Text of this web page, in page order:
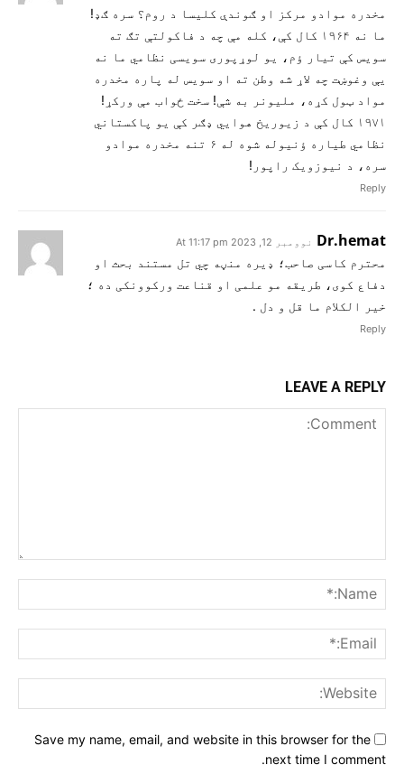
مخدره موادو مرکز او ګوندې کلیسا د روم؟ سره ګډ!
ما نه ۱۹۶۴ کال کې، کله مې چه د فاکولتې تګ ته
سویس کې تیار ؤم، یو لوړپوری سویسی نظامي ما نه
يې وغوښت چه لاړ شه وطن ته او سویس له پاره مخدره
مواد ټول کړه، ملیونر به شې! سخت ځواب مې ورکړ!
۱۹۷۱ کال کې د زیوریخ هوایي ډګر کې یو پاکستاني
نظامي طیاره ؤنیوله شوه له ۶ تنه مخدره موادو
سره، د نیوزویک راپور!
Reply
Dr.hemat نوومبر 12, 2023 At 11:17 pm
محترم کاسی صاحب؛ ډیره منڼه چي تل مستند بحث او
دفاع کوی، طریقه مو علمی او قناعت ورکوونکی ده ؛
خیر الکلام ما قل و دل .
Reply
LEAVE A REPLY
Save my name, email, and website in this browser for the
next time I comment.